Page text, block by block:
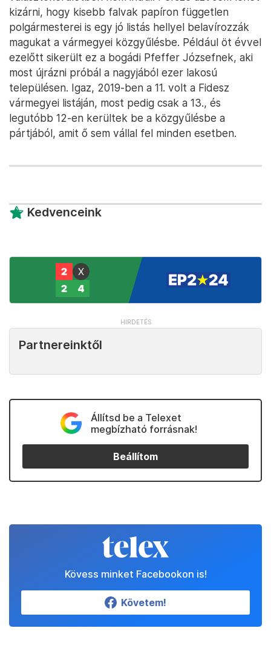
kizárni, hogy kisebb falvak papíron független
polgármesterei is egy jó listás hellyel belavírozzák
magukat a vármegyei közgyűlésbe. Például öt évvel
ezelőtt sikerült ez a bogádi Pfeffer Józsefnek, aki
most újrázni próbál a nagyjából ezer lakosú
településen. Igaz, 2019-ben a 11. volt a Fidesz
vármegyei listáján, most pedig csak a 13., és
legutóbb 12-en kerültek be a közgyűlésbe a
pártjából, amit ő sem vállal fel minden esetben.
Kedvenceink
Partnereinktől
Állítsd be a Telexet
megbízható forrásnak!
Beállítom
Kövess minket Facebookon is!
Követem!